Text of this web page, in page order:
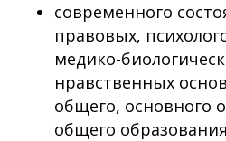
современного
правовых,
медико-
нравственных
общего, основного
общего